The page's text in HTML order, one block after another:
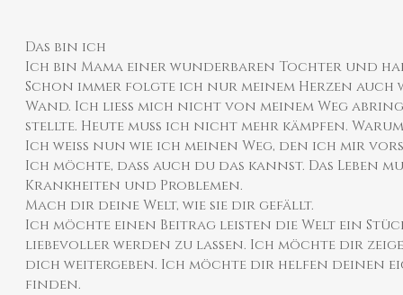
Das bin ich
Ich bin Mama einer wunderbaren Tochter und
Schon immer folgte ich nur meinem Herzen
Wand. Ich ließ mich nicht von meinem Weg
stellte. Heute muss ich nicht mehr kämpfen.
Ich weiß nun wie ich meinen Weg, den ich mir
Ich möchte, dass auch du das kannst. Das
Krankheiten und Problemen.
Mach dir deine Welt, wie sie dir gefällt.
Ich möchte einen Beitrag leisten die Welt ein
liebevoller werden zu lassen. Ich möchte dir
dich weitergeben. Ich möchte dir helfen deinen
finden.